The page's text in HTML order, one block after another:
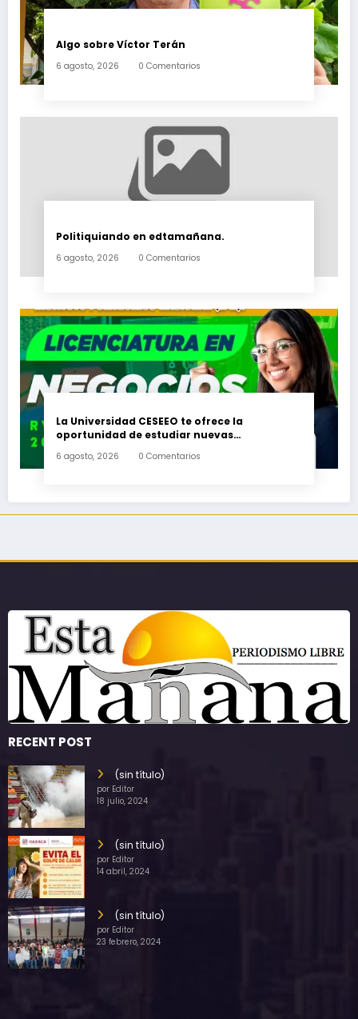
Algo sobre Víctor Terán
6 agosto, 2026 0 Comentarios
Politiquiando en edtamañana.
6 agosto, 2026 0 Comentarios
La Universidad CESEEO te ofrece la
oportunidad de estudiar nuevas
Escondido, Ixtepec y en la Matriz Juchitán.
6 agosto, 2026 0 Comentarios
RECENT POST
(sin título)
por Editor
18 julio, 2024
(sin título)
por Editor
14 abril, 2024
(sin título)
por Editor
23 febrero, 2024